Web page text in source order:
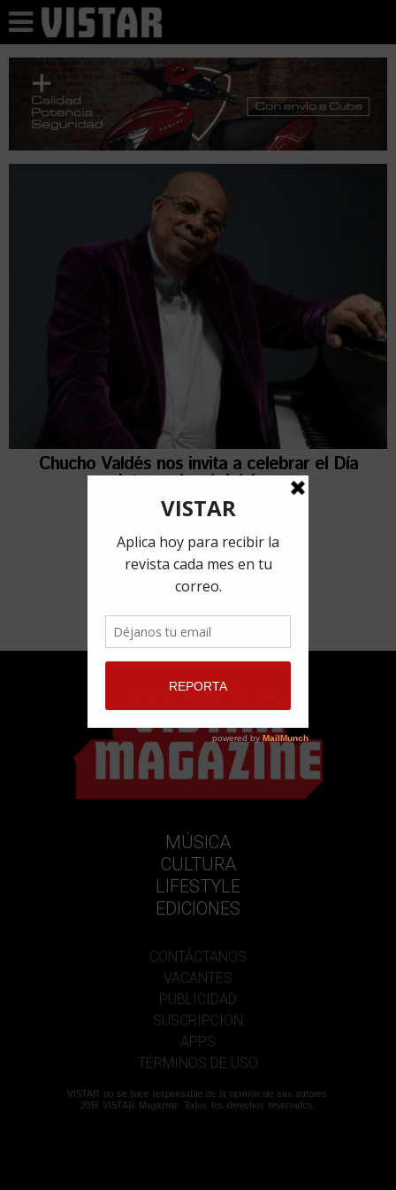
Chucho Valdés nos invita a celebrar el Día
Internacional del Jazz
30 abril, 2021 porJorge Peré
MÚSICA
CULTURA
LIFESTYLE
EDICIONES
CONTÁCTANOS
VACANTES
PUBLICIDAD
SUSCRIPCIÓN
APPS
TÉRMINOS DE USO
VISTAR no se hace responsable de la opinión de sus autores.
2018 VISTAR Magazine. Todos los derechos reservados.